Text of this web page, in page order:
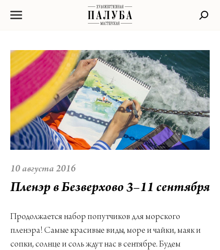
10 августа 2016
Пленэр в Безверхово 3–11 сентября
Продолжается набор попутчиков для морского
пленэра! Самые красивые виды, море и чайки, маяк и
сопки, солнце и соль ждут нас в сентябре. Будем